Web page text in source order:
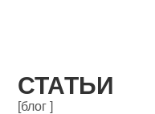
СТАТЬИ
[блог ]